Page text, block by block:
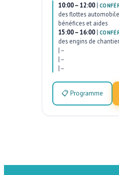
10:00 – 12:00 |
des flottes
bénéfices et aides
15:00 – 16:00 |
des engins de chantier
| –
| –
| –
📋 Programme